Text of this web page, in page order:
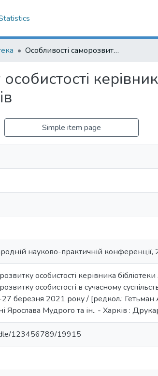
Особливості саморозвитку особистості керівника бібліотеки ЗВО як лідера команди працівників
Simple item page
науково-практичній
особистості керівника
особистості в сучасному
березня 2021 року / [редкол.: Гетьман
Ярослава Мудрого та ін.. - Харків :
123456789/19915